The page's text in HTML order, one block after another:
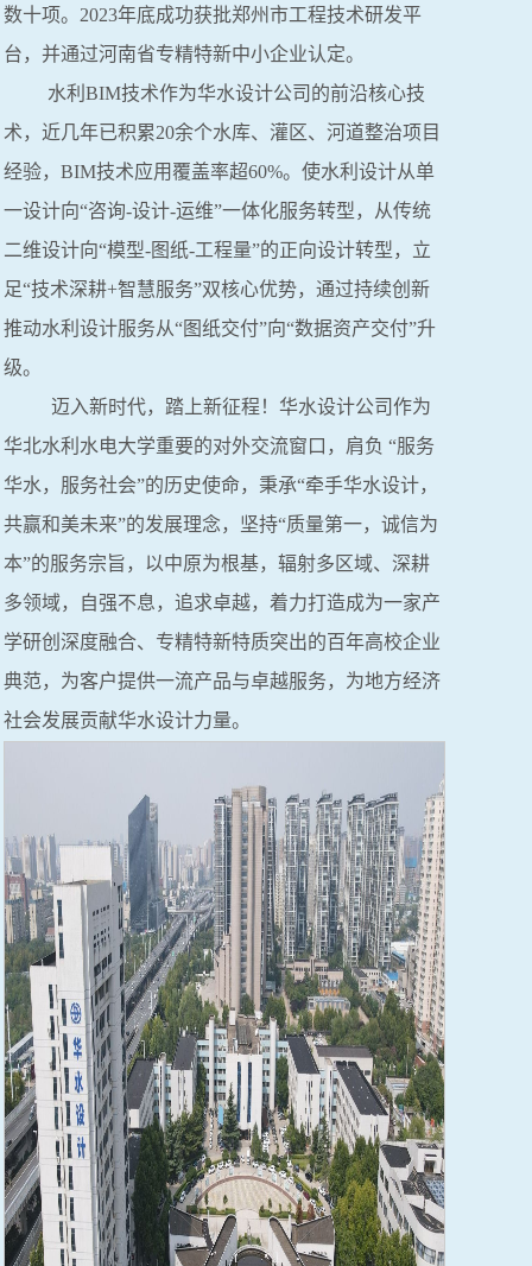
数十项。2023年底成功获批郑州市工程技术研发平
台，并通过河南省专精特新中小企业认定。
水利BIM技术作为华水设计公司的前沿核心技
术，近几年已积累20余个水库、灌区、河道整治项目
经验，BIM技术应用覆盖率超60%。使水利设计从单
一设计向“咨询-设计-运维”一体化服务转型，从传统
二维设计向“模型-图纸-工程量”的正向设计转型，立
足“技术深耕+智慧服务”双核心优势，通过持续创新
推动水利设计服务从“图纸交付”向“数据资产交付”升
级。
迈入新时代，踏上新征程！华水设计公司作为
华北水利水电大学重要的对外交流窗口，肩负 “服务
华水，服务社会”的历史使命，秉承“牵手华水设计，
共赢和美未来”的发展理念，坚持“质量第一，诚信为
本”的服务宗旨，以中原为根基，辐射多区域、深耕
多领域，自强不息，追求卓越，着力打造成为一家产
学研创深度融合、专精特新特质突出的百年高校企业
典范，为客户提供一流产品与卓越服务，为地方经济
社会发展贡献华水设计力量。